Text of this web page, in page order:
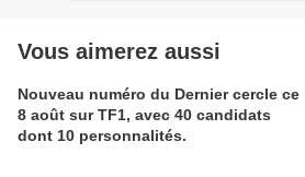
Vous aimerez aussi
Nouveau numéro du Dernier cercle ce
8 août sur TF1, avec 40 candidats
dont 10 personnalités.